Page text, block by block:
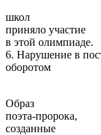
школ
приняло участие
в этой олимпиаде.
6. Нарушение в
оборотом
Образ
поэта-пророка,
созданные